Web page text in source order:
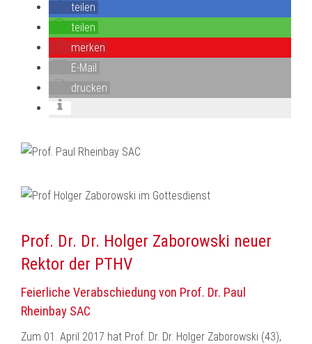
teilen
teilen
merken
E-Mail
drucken
Prof. Dr. Dr. Holger Zaborowski neuer
Rektor der PTHV
Feierliche Verabschiedung von Prof. Dr. Paul
Rheinbay SAC
Zum 01. April 2017 hat Prof. Dr. Dr. Holger Zaborowski (43),